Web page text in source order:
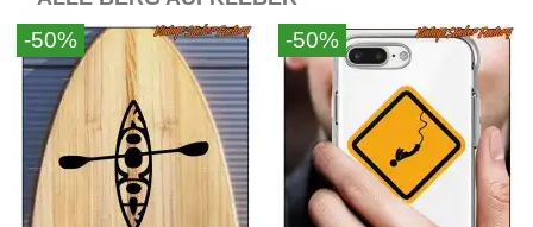
-50% -50%